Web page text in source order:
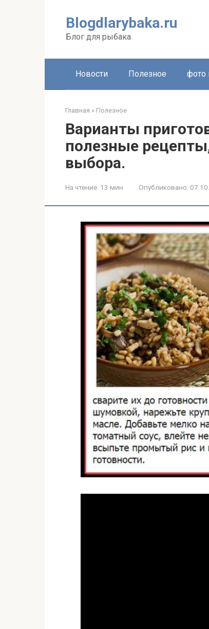
Blogdlarybaka.ru
Блог для рыбака
Новости Полезное фото
Главная » Полезное
Варианты
полезные
выбора.
На чтение: 13 мин Опубликовано: